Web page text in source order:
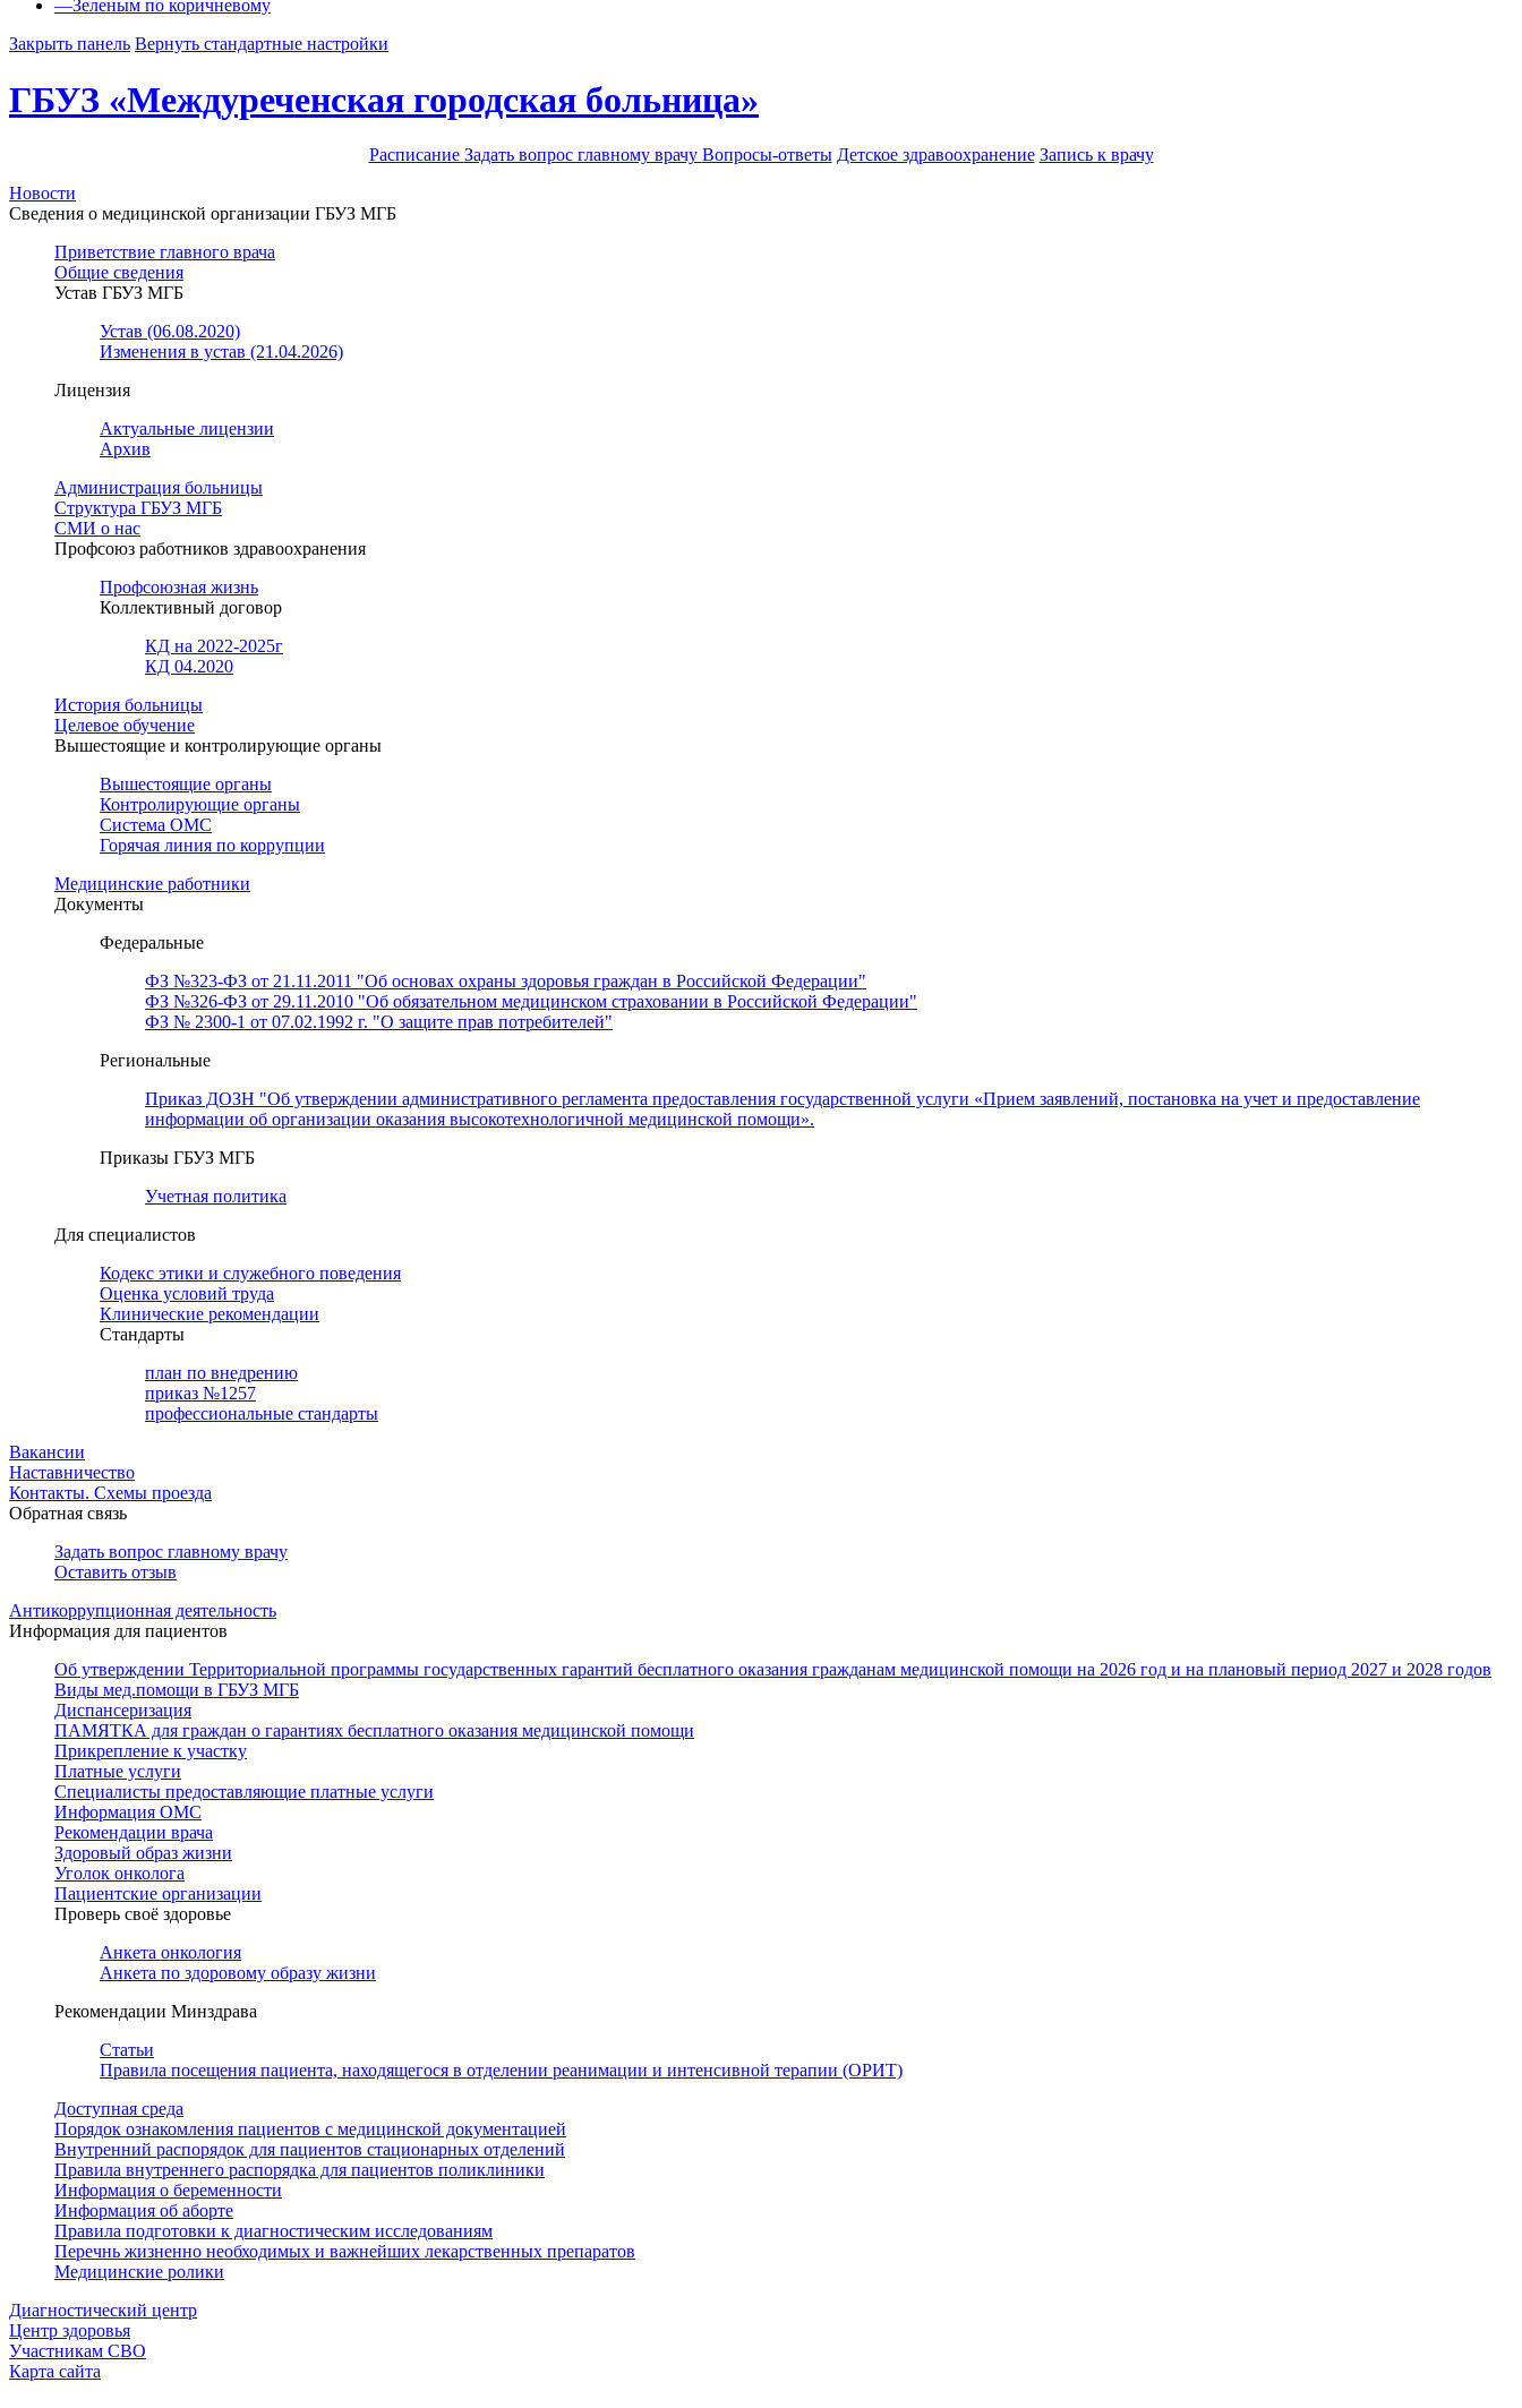
—Зеленым по коричневому
Закрыть панель Вернуть стандартные настройки
ГБУЗ «Междуреченская городская больница»
Расписание Задать вопрос главному врачу Вопросы-ответы Детское здравоохранение Запись к врачу
Новости
Сведения о медицинской организации ГБУЗ МГБ
Приветствие главного врача
Общие сведения
Устав ГБУЗ МГБ
Устав (06.08.2020)
Изменения в устав (21.04.2026)
Лицензия
Актуальные лицензии
Архив
Администрация больницы
Структура ГБУЗ МГБ
СМИ о нас
Профсоюз работников здравоохранения
Профсоюзная жизнь
Коллективный договор
КД на 2022-2025г
КД 04.2020
История больницы
Целевое обучение
Вышестоящие и контролирующие органы
Вышестоящие органы
Контролирующие органы
Система ОМС
Горячая линия по коррупции
Медицинские работники
Документы
Федеральные
ФЗ №323-ФЗ от 21.11.2011 "Об основах охраны здоровья граждан в Российской Федерации"
ФЗ №326-ФЗ от 29.11.2010 "Об обязательном медицинском страховании в Российской Федерации"
ФЗ № 2300-1 от 07.02.1992 г. "О защите прав потребителей"
Региональные
Приказ ДОЗН "Об утверждении административного регламента предоставления государственной услуги «Прием заявлений, постановка на учет и предоставление
информации об организации оказания высокотехнологичной медицинской помощи».
Приказы ГБУЗ МГБ
Учетная политика
Для специалистов
Кодекс этики и служебного поведения
Оценка условий труда
Клинические рекомендации
Cтандарты
план по внедрению
приказ №1257
профессиональные стандарты
Вакансии
Наставничество
Контакты. Схемы проезда
Обратная связь
Задать вопрос главному врачу
Оставить отзыв
Антикоррупционная деятельность
Информация для пациентов
Об утверждении Территориальной программы государственных гарантий бесплатного оказания гражданам медицинской помощи на 2026 год и на плановый период 2027 и 2028 годов
Виды мед.помощи в ГБУЗ МГБ
Диспансеризация
ПАМЯТКА для граждан о гарантиях бесплатного оказания медицинской помощи
Прикрепление к участку
Платные услуги
Специалисты предоставляющие платные услуги
Информация ОМС
Рекомендации врача
Здоровый образ жизни
Уголок онколога
Пациентские организации
Проверь своё здоровье
Анкета онкология
Анкета по здоровому образу жизни
Рекомендации Минздрава
Статьи
Правила посещения пациента, находящегося в отделении реанимации и интенсивной терапии (ОРИТ)
Доступная среда
Порядок ознакомления пациентов с медицинской документацией
Внутренний распорядок для пациентов стационарных отделений
Правила внутреннего распорядка для пациентов поликлиники
Информация о беременности
Информация об аборте
Правила подготовки к диагностическим исследованиям
Перечнь жизненно необходимых и важнейших лекарственных препаратов
Медицинские ролики
Диагностический центр
Центр здоровья
Участникам СВО
Карта сайта